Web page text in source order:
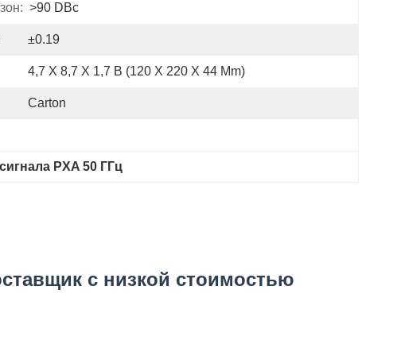
>90 DBc
±0.19
4,7 X 8,7 X 1,7 В (120 X 220 X 44 Mm)
Carton
PXA 50 ГГц
с низкой стоимостью